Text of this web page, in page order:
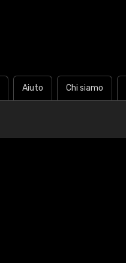
Aiuto Chi siamo